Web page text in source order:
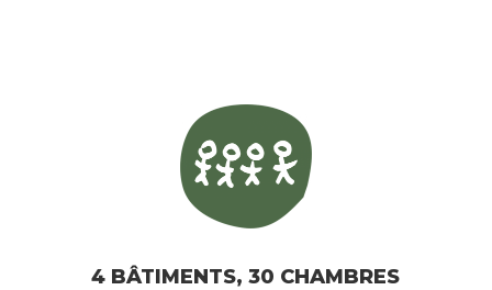
4 BÂTIMENTS, 30 CHAMBRES